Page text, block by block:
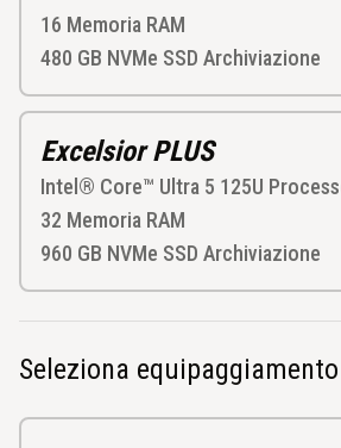
16 Memoria RAM
480 GB NVMe SSD Archiviazione
Excelsior PLUS
Intel® Core™ Ultra 5 125U
32 Memoria RAM
960 GB NVMe SSD Archiviazione
Seleziona